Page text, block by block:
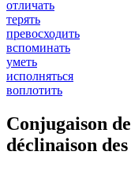
отличать
терять
превосходить
вспоминать
уметь
исполняться
воплотить
Conjugaison
déclinaison